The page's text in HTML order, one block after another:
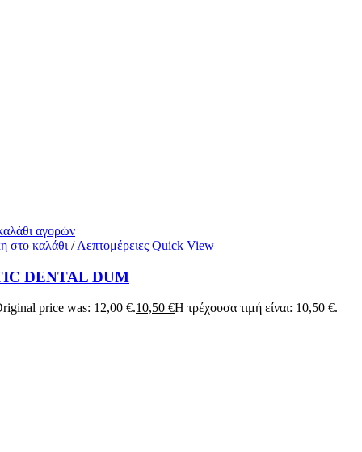
αγορών
στο καλάθι / Λεπτομέρειες Quick View
DENTAL DUM
price was: 12,00 €.10,50 €Η τρέχουσα τιμή είναι: 10,50 €.